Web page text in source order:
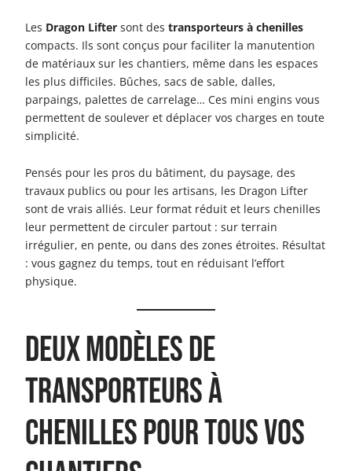
Les Dragon Lifter sont destransporteurs à chenilles
compacts. Ils sont conçus pour faciliter la manutention
de matériaux sur les chantiers, même dans les espaces
les plus difficiles. Bûches, sacs de sable, dalles,
parpaings, palettes de carrelage… Ces mini engins vous
permettent de soulever et déplacer vos charges en toute
simplicité.
Pensés pour les pros du bâtiment, du paysage, des
travaux publics ou pour les artisans, les Dragon Lifter
sont de vrais alliés. Leur format réduit et leurs chenilles
leur permettent de circuler partout : sur terrain
irrégulier, en pente, ou dans des zones étroites. Résultat
: vous gagnez du temps, tout en réduisant l’effort
physique.
Deux modèles de
transporteurs à
chenilles pour tous vos